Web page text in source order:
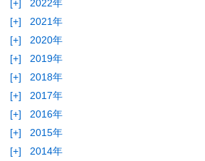
[+]
2022年
[+]
2021年
[+]
2020年
[+]
2019年
[+]
2018年
[+]
2017年
[+]
2016年
[+]
2015年
[+]
2014年